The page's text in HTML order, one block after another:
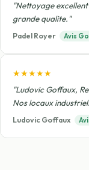
"Nettoyage
grande qualite."
Padel Royer Avis
★★★★★
"Ludovic Goffaux,
Nos locaux
Ludovic Goffaux